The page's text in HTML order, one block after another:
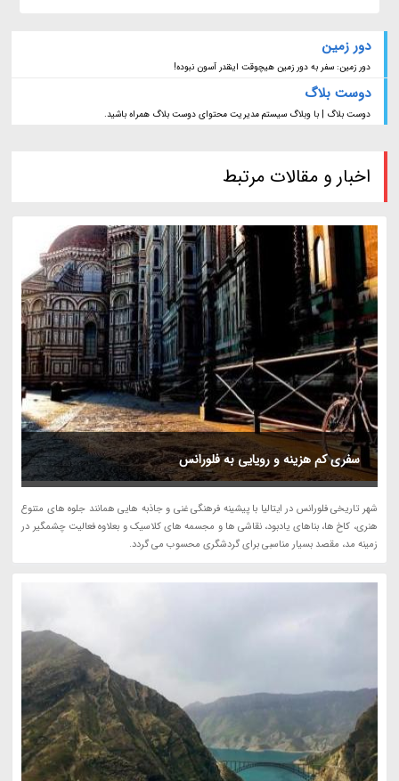
دور زمین
دور زمین: سفر به دور زمین هیچوقت اینقدر آسون نبوده!
دوست بلاگ
دوست بلاگ | با وبلاگ سیستم مدیریت محتوای دوست بلاگ همراه باشید.
اخبار و مقالات مرتبط
سفری کم هزینه و رویایی به فلورانس
شهر تاریخی فلورانس در ایتالیا با پیشینه فرهنگی غنی و جاذبه هایی همانند جلوه های متنوع
هنری، کاخ ها، بناهای یادبود، نقاشی ها و مجسمه های کلاسیک و بعلاوه فعالیت چشمگیر در
زمینه مد، مقصد بسیار مناسبی برای گردشگری محسوب می گردد.